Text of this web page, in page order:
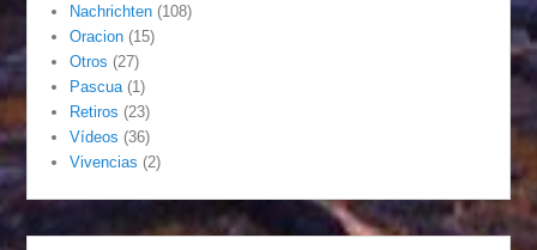
Nachrichten (108)
Oracion (15)
Otros (27)
Pascua (1)
Retiros (23)
Vídeos (36)
Vivencias (2)